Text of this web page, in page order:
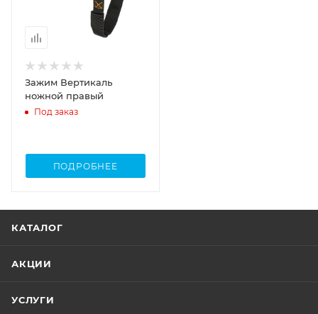
Зажим Вертикаль
ножной правый
Под заказ
ПОДРОБНЕЕ
КАТАЛОГ
АКЦИИ
УСЛУГИ